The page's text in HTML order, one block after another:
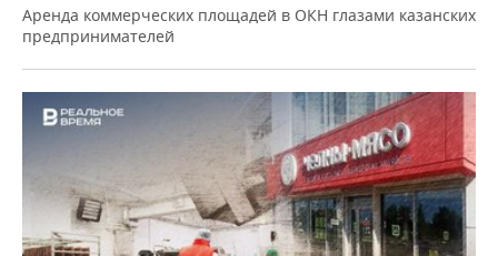
Аренда коммерческих площадей в ОКН глазами казанских
предпринимателей